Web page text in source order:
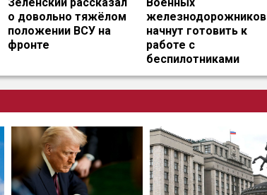
о довольно тяжёлом
положении ВСУ на
фронте
железнодорожников
начнут готовить к
работе с
беспилотниками